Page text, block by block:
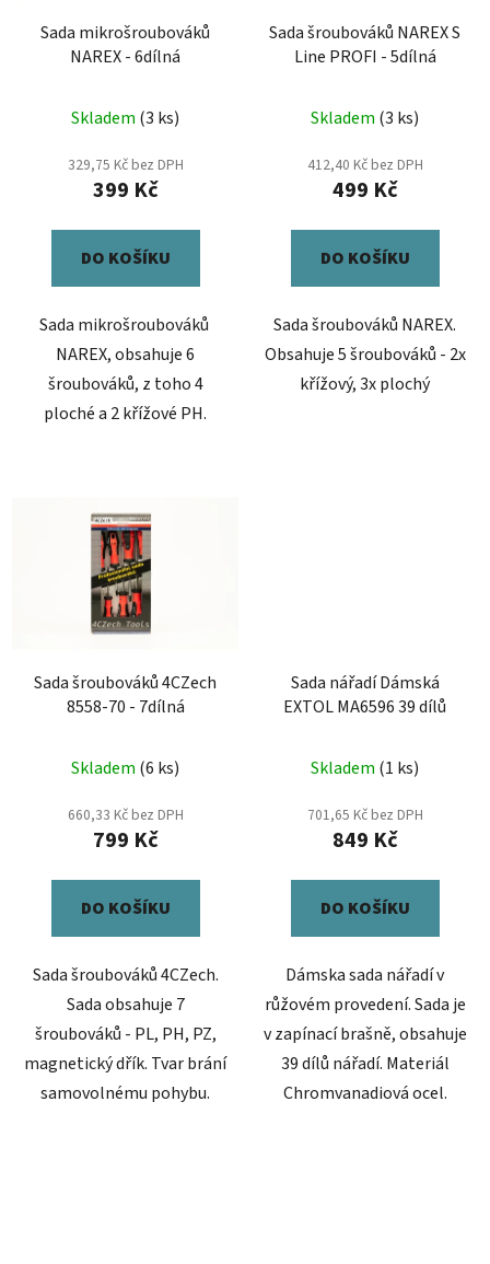
Sada mikrošroubováků
NAREX - 6dílná
Skladem (3 ks)
329,75 Kč bez DPH
399 Kč
DO KOŠÍKU
Sada mikrošroubováků
NAREX, obsahuje 6
šroubováků, z toho 4
ploché a 2 křížové PH.
Sada šroubováků NAREX S
Line PROFI - 5dílná
Skladem (3 ks)
412,40 Kč bez DPH
499 Kč
DO KOŠÍKU
Sada šroubováků NAREX.
Obsahuje 5 šroubováků - 2x
křížový, 3x plochý
Sada šroubováků 4CZech
8558-70 - 7dílná
Skladem (6 ks)
660,33 Kč bez DPH
799 Kč
DO KOŠÍKU
Sada šroubováků 4CZech.
Sada obsahuje 7
šroubováků - PL, PH, PZ,
magnetický dřík. Tvar brání
samovolnému pohybu.
Sada nářadí Dámská
EXTOL MA6596 39 dílů
Skladem (1 ks)
701,65 Kč bez DPH
849 Kč
DO KOŠÍKU
Dámska sada nářadí v
růžovém provedení. Sada je
v zapínací brašně, obsahuje
39 dílů nářadí. Materiál
Chromvanadiová ocel.